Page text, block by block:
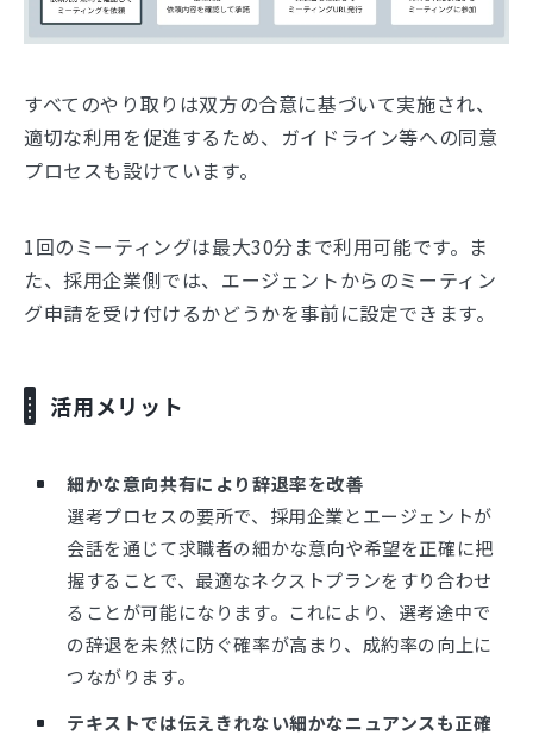
すべてのやり取りは双方の合意に基づいて実施され、
適切な利用を促進するため、ガイドライン等への同意
プロセスも設けています。
1回のミーティングは最大30分まで利用可能です。ま
た、採用企業側では、エージェントからのミーティン
グ申請を受け付けるかどうかを事前に設定できます。
活用メリット
細かな意向共有により辞退率を改善
選考プロセスの要所で、採用企業とエージェントが
会話を通じて求職者の細かな意向や希望を正確に把
握することで、最適なネクストプランをすり合わせ
ることが可能になります。これにより、選考途中で
の辞退を未然に防ぐ確率が高まり、成約率の向上に
つながります。
テキストでは伝えきれない細かなニュアンスも正確